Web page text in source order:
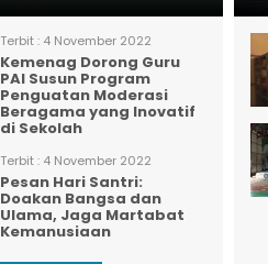
Terbit :4 November 2022
Kemenag Dorong Guru
PAI Susun Program
Penguatan Moderasi
Beragama yang Inovatif
di Sekolah
Terbit :4 November 2022
Pesan Hari Santri:
Doakan Bangsa dan
Ulama, Jaga Martabat
Kemanusiaan